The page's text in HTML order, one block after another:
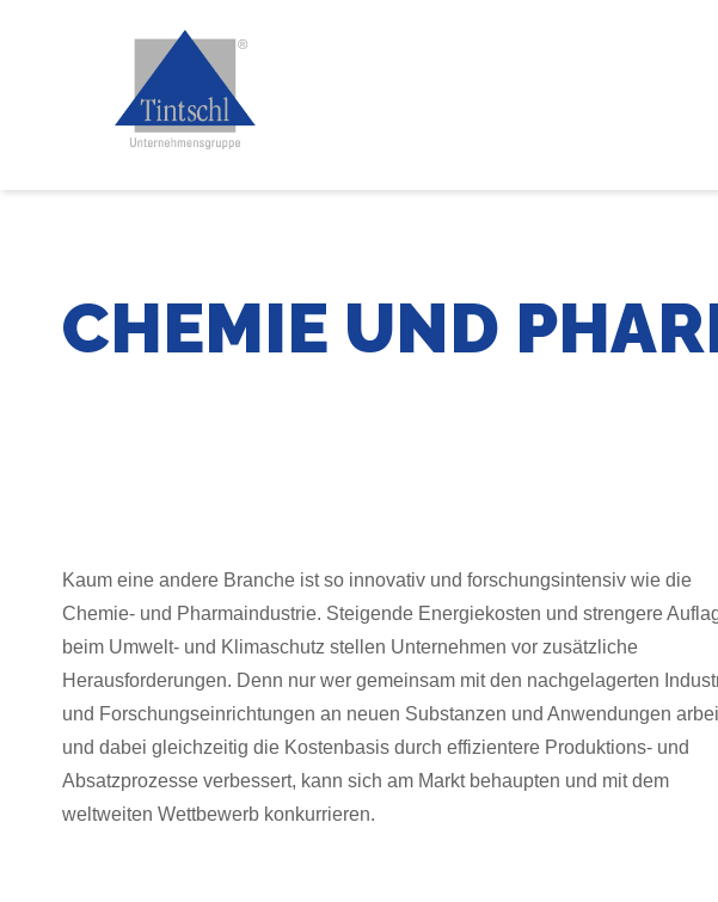
CHEMIE UND
Kaum eine andere Branche ist so innovativ und forschungsintensiv wie die
Chemie- und Pharmaindustrie. Steigende Energiekosten und strengere
beim Umwelt- und Klimaschutz stellen Unternehmen vor zusätzliche
Herausforderungen. Denn nur wer gemeinsam mit den nachgelagerten
und Forschungseinrichtungen an neuen Substanzen und Anwendungen
und dabei gleichzeitig die Kostenbasis durch effizientere Produktions- und
Absatzprozesse verbessert, kann sich am Markt behaupten und mit dem
weltweiten Wettbewerb konkurrieren.